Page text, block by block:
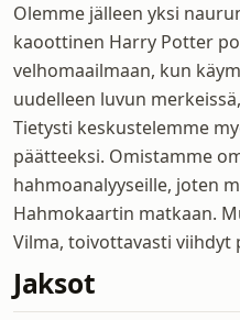
Olemme jälleen yksi
kaoottinen Harry Potter
velhomaailmaan, kun
uudelleen luvun
Tietysti keskustelemme
päätteeksi. Omistamme
hahmoanalyyseille, joten
Hahmokaartin matkaan.
Vilma, toivottavasti viihdyt
Jaksot